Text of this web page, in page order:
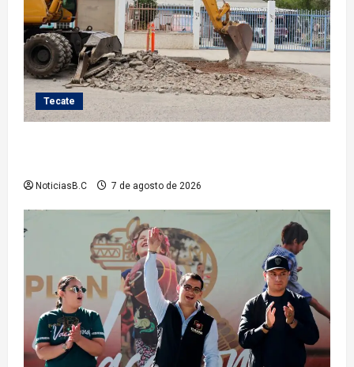
Tecate
NoticiasB.C 7 de agosto de 2026